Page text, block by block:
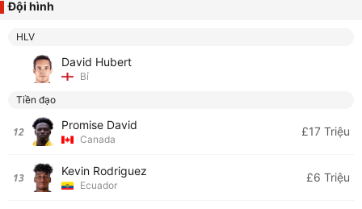
Đội hình
HLV
David Hubert
Bỉ
Tiền đạo
12 Promise David
Canada
£17 Triệu
13 Kevin Rodriguez
Ecuador
£6 Triệu